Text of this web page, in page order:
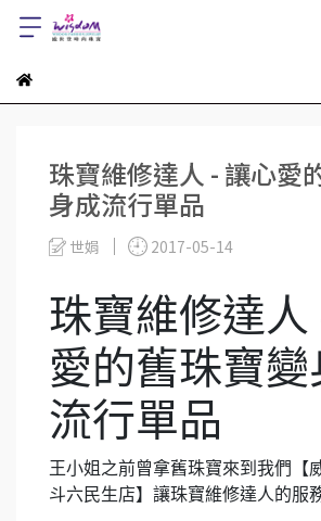
珠寶維修達人 - 讓心愛
身成流行單品
世娟 2017-05-14
珠寶維修達人
愛的舊珠寶變
流行單品
王小姐之前曾拿舊珠寶來到我們【
斗六民生店】讓珠寶維修達人的服